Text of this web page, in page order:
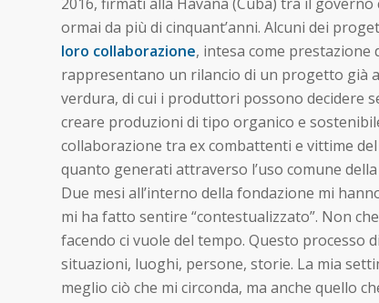
ormai da più di cinquant’anni. Alcuni dei
loro collaborazione, intesa come prestazione
rappresentano un rilancio di un progetto già
verdura, di cui i produttori possono decidere
creare produzioni di tipo organico e
collaborazione tra ex combattenti e vittime
quanto generati attraverso l’uso comune
Due mesi all’interno della fondazione mi
mi ha fatto sentire “contestualizzato”. Non
facendo ci vuole del tempo. Questo processo
situazioni, luoghi, persone, storie. La mia
meglio ciò che mi circonda, ma anche quello